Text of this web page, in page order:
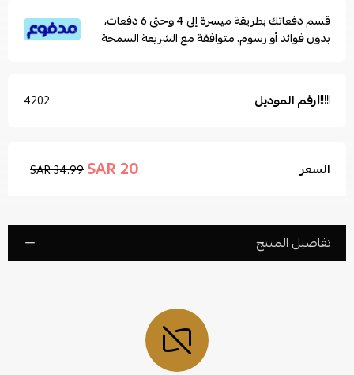
قسم دفعاتك بطريقة ميسرة إلى 4 وحتى 6 دفعات،
بدون فوائد أو رسوم. متوافقة مع الشريعة السمحة
رقم الموديل 4202
السعر 20 SAR
34.99 SAR
تفاصيل المنتج